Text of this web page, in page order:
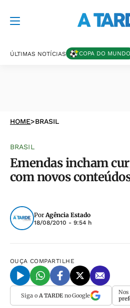
ÚLTIMAS NOTÍCIAS COPA DO MUNDO
HOME>BRASIL
BRASIL
Emendas incham
com novos
PorAgência Estado
18/08/2010 - 9:54 h
OUÇA COMPARTILHE
Siga o A TARDEno Google Nos